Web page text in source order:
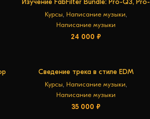
В КОРЗИНУ
Изучение FabFilter Bundle: Pro-Q3, Pro-
C2, Pro-L2, Pro-G, Pro-R2, Pro-MB, Saturn
Курсы, Написание музыки,
Написание музыки
24 000₽
В КОРЗИНУ
Сведение трека в стиле EDM
Курсы, Написание музыки,
Написание музыки
35 000₽